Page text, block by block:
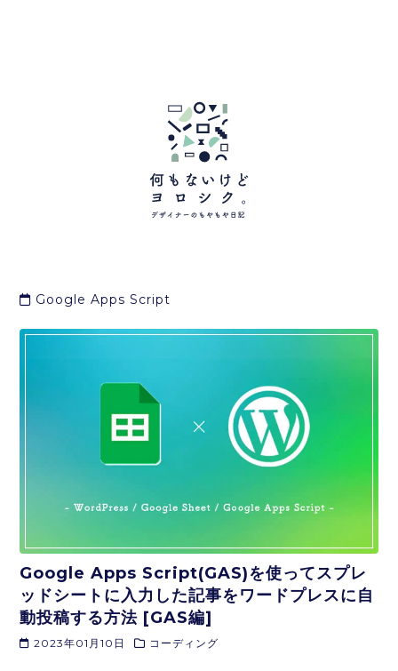
Google Apps Script
Google Apps Script(GAS)を使ってスプレ
ッドシートに入力した記事をワードプレスに自
動投稿する方法 [GAS編]
2023年01月10日 コーディング